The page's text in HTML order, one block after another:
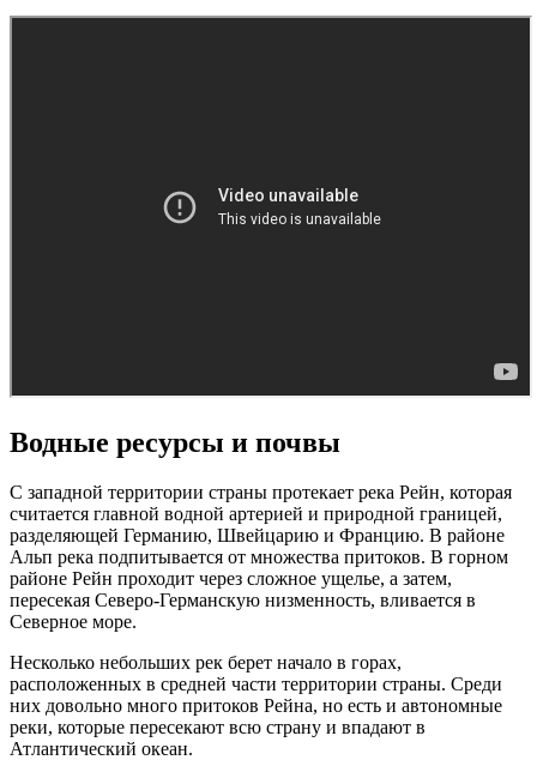
Водные ресурсы и почвы
С западной территории страны протекает река Рейн, которая
считается главной водной артерией и природной границей,
разделяющей Германию, Швейцарию и Францию. В районе
Альп река подпитывается от множества притоков. В горном
районе Рейн проходит через сложное ущелье, а затем,
пересекая Северо-Германскую низменность, вливается в
Северное море.
Несколько небольших рек берет начало в горах,
расположенных в средней части территории страны. Среди
них довольно много притоков Рейна, но есть и автономные
реки, которые пересекают всю страну и впадают в
Атлантический океан.